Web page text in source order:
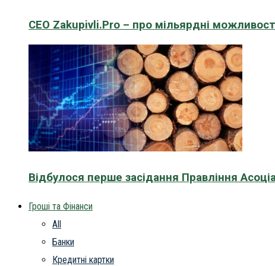
CEO Zakupivli.Pro – про мільярдні
Відбулося перше засідання Правління
Гроші та Фінанси
All
Банки
Кредитні картки